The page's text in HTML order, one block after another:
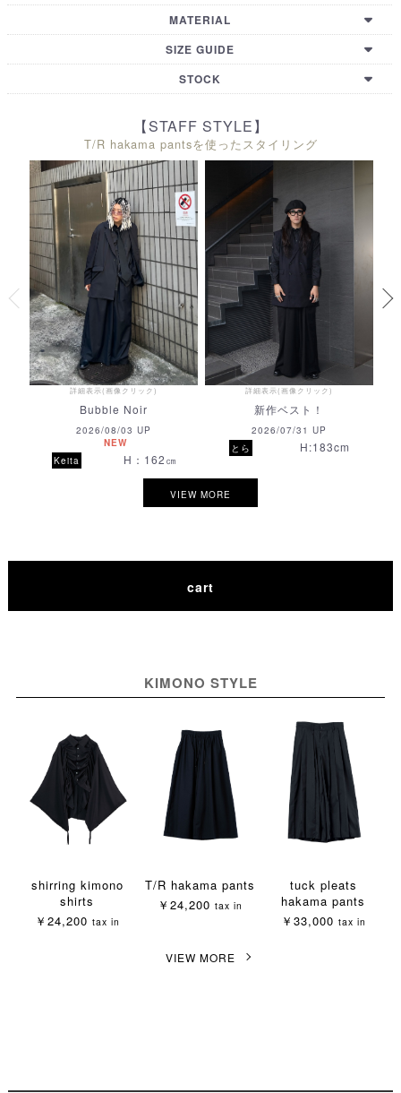
【国内配送・お支払い・諸注意】
【国际配送・支付方式・购买须知】
【GUIDELINE (EN)】
【International Shipping Country List】
MATERIAL
SIZE GUIDE
76㎝ 114㎝ 92㎝ 30㎝
80㎝
HIP
118㎝
TOTAL LENGTH
102㎝
WAIST
122㎝ 110㎝
STOCK
OSAKA KYOTO HIROSHIMA FUKUOKA
〇
取置きする
〇
取置きする
〇
取置きする
〇
取置きする 取置きする
〇
取置きする
〇
取置きする
〇
取置きする
〇
取置きする
〇
取置きする
3
〇
取置きする
〇
取置きする
〇
取置きする
〇
取置きする
【STAFF STYLE】
T/R hakama pantsを使ったスタイリング
詳細表示(画像クリック)
Bubble Noir
2026/08/03 UP
NEW
Keita
H：162㎝
詳細表示(画像クリック)
新作ベスト！
2026/07/31 UP
とら
H:183cm
VIEW MORE
cart
KIMONO STYLE
shirring kimono
shirts
￥24,200 tax in
T/R hakama pants
￥24,200tax in
tuck pleats
hakama pants
￥33,000 tax in
VIEW MORE